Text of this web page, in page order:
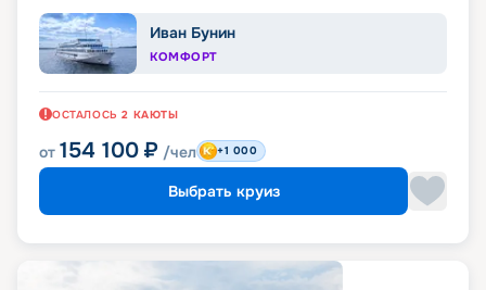
Иван Бунин
КОМФОРТ
ОСТАЛОСЬ 2 КАЮТЫ
от 154 100 ₽ /чел +1 000
Выбрать круиз